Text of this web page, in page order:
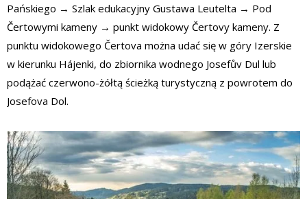
Pańskiego → Szlak edukacyjny Gustawa Leutelta → Pod
Čertowymi kameny → punkt widokowy Čertovy kameny. Z
punktu widokowego Čertova można udać się w góry Izerskie
w kierunku Hájenki, do zbiornika wodnego Josefův Dul lub
podążać czerwono-żółtą ścieżką turystyczną z powrotem do
Josefova Dol.